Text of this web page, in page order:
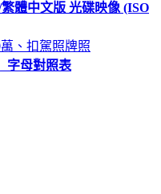
體中文版 光碟映像 (ISO
、扣駕照牌照
字母對照表